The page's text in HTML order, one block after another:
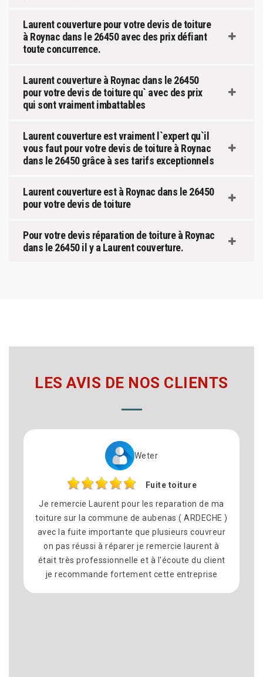
Laurent couverture pour votre devis de toiture
à Roynac dans le 26450 avec des prix défiant
toute concurrence.
Laurent couverture à Roynac dans le 26450
pour votre devis de toiture qu` avec des prix
qui sont vraiment imbattables
Laurent couverture est vraiment l`expert qu`il
vous faut pour votre devis de toiture à Roynac
dans le 26450 grâce à ses tarifs exceptionnels
Laurent couverture est à Roynac dans le 26450
pour votre devis de toiture
Pour votre devis réparation de toiture à Roynac
dans le 26450 il y a Laurent couverture.
LES AVIS DE NOS CLIENTS
Weter
Fuite toiture
Je remercie Laurent pour les reparation de ma
toiture sur la commune de aubenas ( ARDECHE )
avec la fuite importante que plusieurs couvreur
on pas réussi à réparer je remercie laurent à
était très professionnelle et à l'écoute du client
je recommande fortement cette entreprise